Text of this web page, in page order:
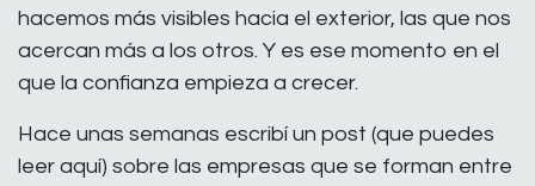
hacemos más visibles hacia el exterior, las que nos
acercan más a los otros. Y es ese momento en el
que la confianza empieza a crecer.
Hace unas semanas escribí un post (que puedes
leer aquí) sobre las empresas que se forman entre